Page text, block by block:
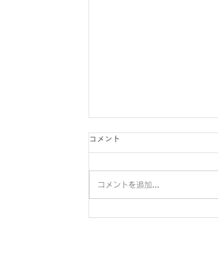
「TOPVALU（トップバリ
コメント
コメントを追加…